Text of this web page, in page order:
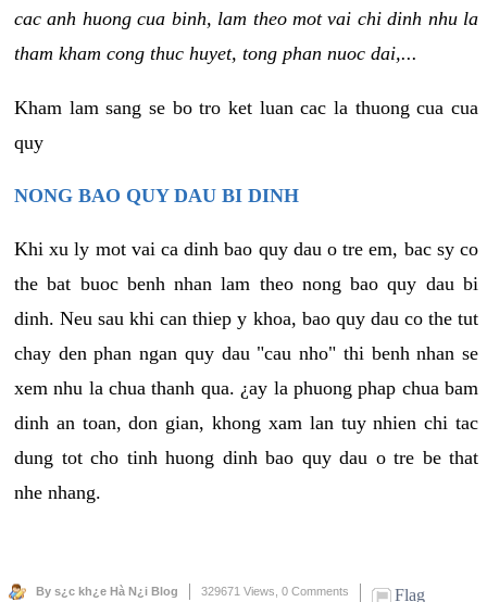
cac anh huong cua binh, lam theo mot vai chi dinh nhu la
tham kham cong thuc huyet, tong phan nuoc dai,...
Kham lam sang se bo tro ket luan cac la thuong cua cua
quy
NONG BAO QUY DAU BI DINH
Khi xu ly mot vai ca dinh bao quy dau o tre em, bac sy co
the bat buoc benh nhan lam theo nong bao quy dau bi
dinh. Neu sau khi can thiep y khoa, bao quy dau co the tut
chay den phan ngan quy dau "cau nho" thi benh nhan se
xem nhu la chua thanh qua. ¿ay la phuong phap chua bam
dinh an toan, don gian, khong xam lan tuy nhien chi tac
dung tot cho tinh huong dinh bao quy dau o tre be that
nhe nhang.
By s¿c kh¿e Hà N¿i Blog 329671 Views, 0 Comments Flag